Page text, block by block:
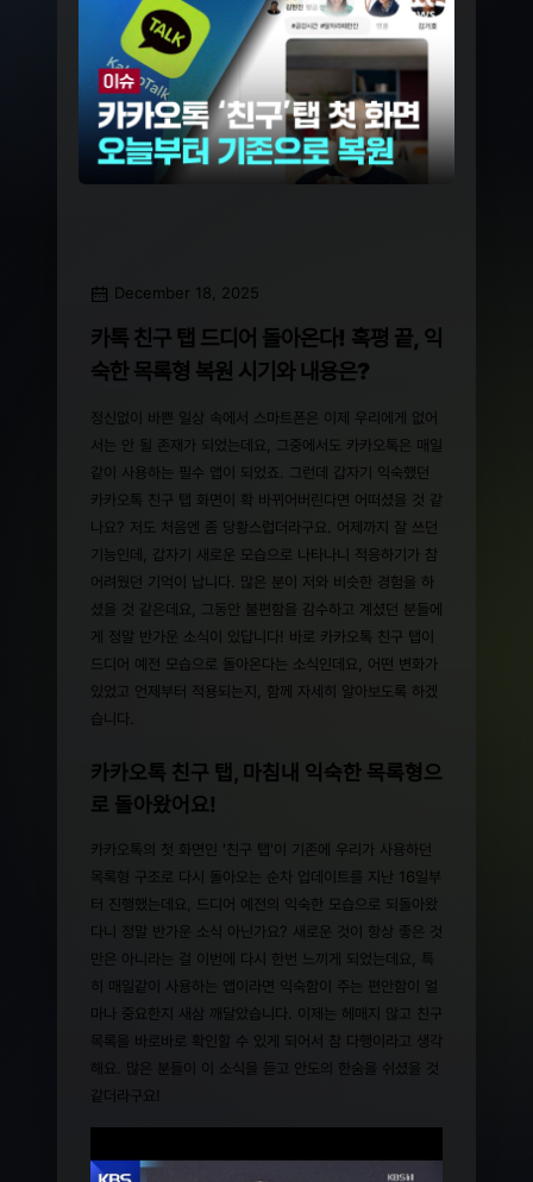
December 18, 2025
카톡 친구 탭 드디어 돌아온다! 혹평 끝, 익
숙한 목록형 복원 시기와 내용은?
정신없이 바쁜 일상 속에서 스마트폰은 이제 우리에게 없어
서는 안 될 존재가 되었는데요, 그중에서도 카카오톡은 매일
같이 사용하는 필수 앱이 되었죠. 그런데 갑자기 익숙했던
카카오톡 친구 탭 화면이 확 바뀌어버린다면 어떠셨을 것 같
나요? 저도 처음엔 좀 당황스럽더라구요. 어제까지 잘 쓰던
기능인데, 갑자기 새로운 모습으로 나타나니 적응하기가 참
어려웠던 기억이 납니다. 많은 분이 저와 비슷한 경험을 하
셨을 것 같은데요, 그동안 불편함을 감수하고 계셨던 분들에
게 정말 반가운 소식이 있답니다! 바로 카카오톡 친구 탭이
드디어 예전 모습으로 돌아온다는 소식인데요, 어떤 변화가
있었고 언제부터 적용되는지, 함께 자세히 알아보도록 하겠
습니다.
카카오톡 친구 탭, 마침내 익숙한 목록형으
로 돌아왔어요!
카카오톡의 첫 화면인 '친구 탭'이 기존에 우리가 사용하던
목록형 구조로 다시 돌아오는 순차 업데이트를 지난 16일부
터 진행했는데요, 드디어 예전의 익숙한 모습으로 되돌아왔
다니 정말 반가운 소식 아닌가요? 새로운 것이 항상 좋은 것
만은 아니라는 걸 이번에 다시 한번 느끼게 되었는데요, 특
히 매일같이 사용하는 앱이라면 익숙함이 주는 편안함이 얼
마나 중요한지 새삼 깨달았습니다. 이제는 헤매지 않고 친구
목록을 바로바로 확인할 수 있게 되어서 참 다행이라고 생각
해요. 많은 분들이 이 소식을 듣고 안도의 한숨을 쉬셨을 것
같더라구요!